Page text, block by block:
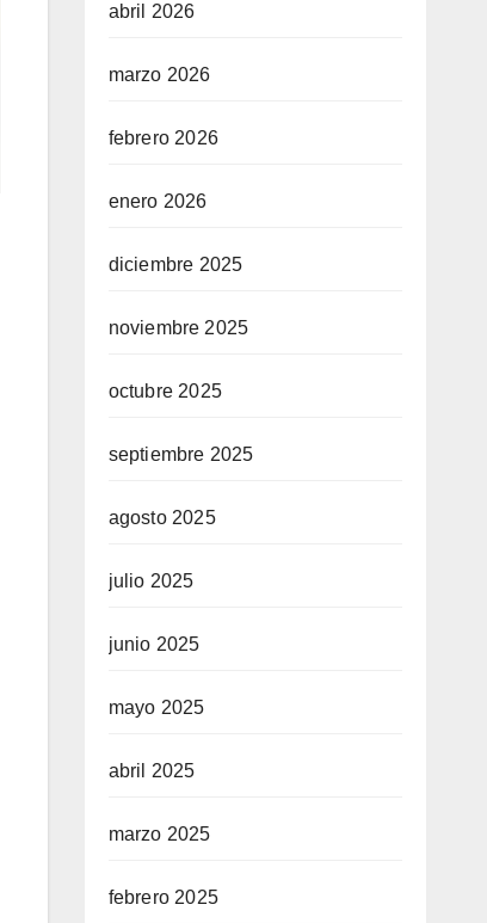
abril 2026
marzo 2026
febrero 2026
enero 2026
diciembre 2025
noviembre 2025
octubre 2025
septiembre 2025
agosto 2025
julio 2025
junio 2025
mayo 2025
abril 2025
marzo 2025
febrero 2025